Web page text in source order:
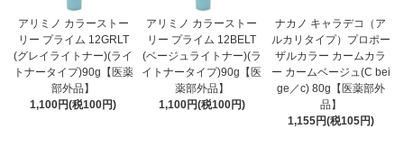
アリミノ カラーストー
リー プライム 12GRLT
(グレイライトナー)(ライ
トナータイプ)90g【医薬
部外品】
1,100円(税100円)
アリミノ カラーストー
リー プライム 12BELT
(ベージュライトナー)(ラ
イトナータイプ)90g【医
薬部外品】
1,100円(税100円)
ナカノ キャラデコ（ア
ルカリタイプ）プロポー
ザルカラー カームカラ
ー カームベージュ(C bei
ge／c) 80g【医薬部外
品】
1,155円(税105円)